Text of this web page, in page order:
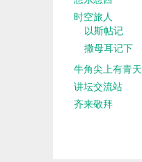
时空旅人
以斯帖记
撒母耳记下
牛角尖上有青天
讲坛交流站
齐来敬拜